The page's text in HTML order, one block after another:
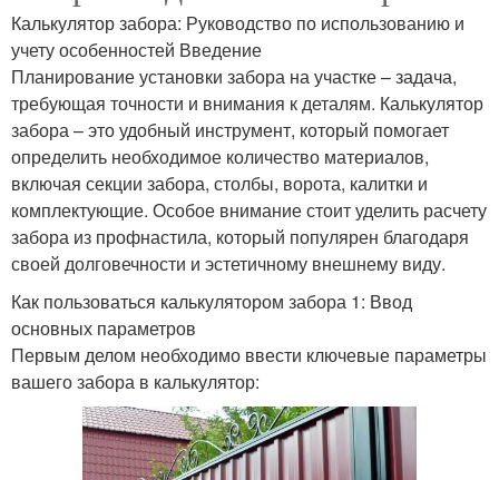
Калькулятор забора: Руководство по использованию и
учету особенностей Введение
Планирование установки забора на участке – задача,
требующая точности и внимания к деталям. Калькулятор
забора – это удобный инструмент, который помогает
определить необходимое количество материалов,
включая секции забора, столбы, ворота, калитки и
комплектующие. Особое внимание стоит уделить расчету
забора из профнастила, который популярен благодаря
своей долговечности и эстетичному внешнему виду.
Как пользоваться калькулятором забора 1: Ввод
основных параметров
Первым делом необходимо ввести ключевые параметры
вашего забора в калькулятор: